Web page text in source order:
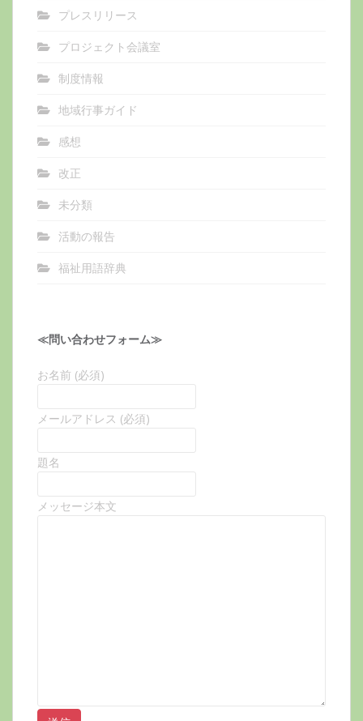
プレスリリース
プロジェクト会議室
制度情報
地域行事ガイド
感想
改正
未分類
活動の報告
福祉用語辞典
≪問い合わせフォーム≫
お名前 (必須)
メールアドレス (必須)
題名
メッセージ本文